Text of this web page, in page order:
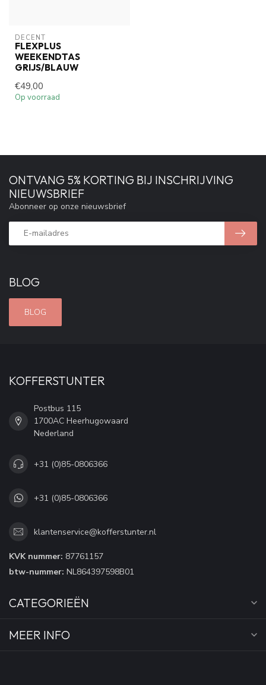
DECENT
FLEXPLUS
WEEKENDTAS
GRIJS/BLAUW
€49,00
Op voorraad
BLOG
BLOG
ONTVANG 5% KORTING BIJ INSCHRIJVING
NIEUWSBRIEF
Abonneer op onze nieuwsbrief
KOFFERSTUNTER
Postbus 115
1700AC Heerhugowaard
Nederland
+31 (0)85-0806366
+31 (0)85-0806366
klantenservice@kofferstunter.nl
KVK nummer: 87761157
btw-nummer: NL864397598B01
CATEGORIEËN
MEER INFO